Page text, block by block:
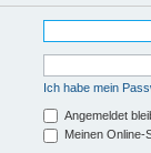
Ich habe mein
Angemeldet
Meinen Online-